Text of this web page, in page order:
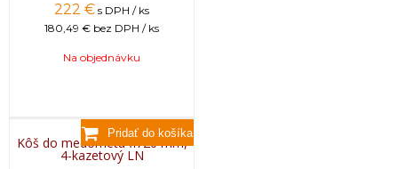
222 € s DPH / ks
180,49 € bez DPH / ks
Na objednávku
Kôš do medometu fi720 mm,
4-kazetový LN